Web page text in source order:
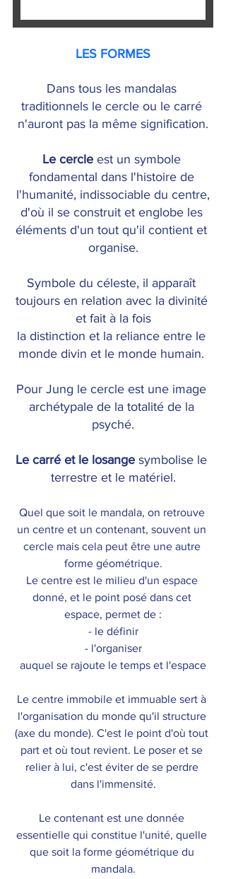
LES FORMES
Dans tous les mandalas
traditionnels le cercle ou le carré
n'auront pas la même signification.
Le cercle est un symbole
fondamental dans l'histoire de
l'humanité, indissociable du centre,
d'où il se construit et englobe les
éléments d'un tout qu'il contient et
organise.
Symbole du céleste, il apparaît
toujours en relation avec la divinité
et fait à la fois
la distinction et la reliance entre le
monde divin et le monde humain.
Pour Jung le cercle est une image
archétypale de la totalité de la
psyché.
Le carré et le losange symbolise le
terrestre et le matériel.
Quel que soit le mandala, on retrouve
un centre et un contenant, souvent un
cercle mais cela peut être une autre
forme géométrique.​
Le centre est le milieu d'un espace
donné, et le point posé dans cet
espace, permet de :
- le définir
- l'organiser
auquel se rajoute le temps et l'espace
Le centre immobile et immuable sert à
l'organisation du monde qu'il structure
(axe du monde). C'est le point d'où tout
part et où tout revient. Le poser et se
relier à lui, c'est éviter de se perdre
dans l'immensité.
Le contenant est une donnée
essentielle qui constitue l'unité, quelle
que soit la forme géométrique du
mandala.